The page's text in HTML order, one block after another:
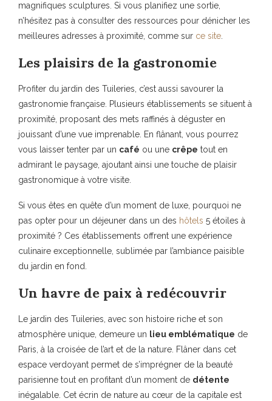
magnifiques sculptures. Si vous planifiez une sortie,
n’hésitez pas à consulter des ressources pour dénicher les
meilleures adresses à proximité, comme sur ce site.
Les plaisirs de la gastronomie
Profiter du jardin des Tuileries, c’est aussi savourer la
gastronomie française. Plusieurs établissements se situent à
proximité, proposant des mets raffinés à déguster en
jouissant d’une vue imprenable. En flânant, vous pourrez
vous laisser tenter par un café ou une crêpe tout en
admirant le paysage, ajoutant ainsi une touche de plaisir
gastronomique à votre visite.
Si vous êtes en quête d’un moment de luxe, pourquoi ne
pas opter pour un déjeuner dans un des hôtels 5 étoiles à
proximité ? Ces établissements offrent une expérience
culinaire exceptionnelle, sublimée par l’ambiance paisible
du jardin en fond.
Un havre de paix à redécouvrir
Le jardin des Tuileries, avec son histoire riche et son
atmosphère unique, demeure un lieu emblématique de
Paris, à la croisée de l’art et de la nature. Flâner dans cet
espace verdoyant permet de s’imprégner de la beauté
parisienne tout en profitant d’un moment de détente
inégalable. Cet écrin de nature au cœur de la capitale est